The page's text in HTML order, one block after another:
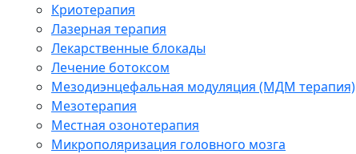
Криотерапия
Лазерная терапия
Лекарственные блокады
Лечение ботоксом
Мезодиэнцефальная модуляция (МДМ терапия)
Мезотерапия
Местная озонотерапия
Микрополяризация головного мозга